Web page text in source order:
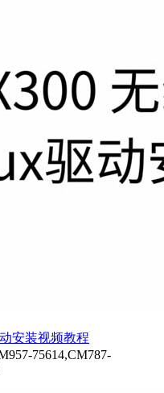
安装视频教程
75614,CM787-